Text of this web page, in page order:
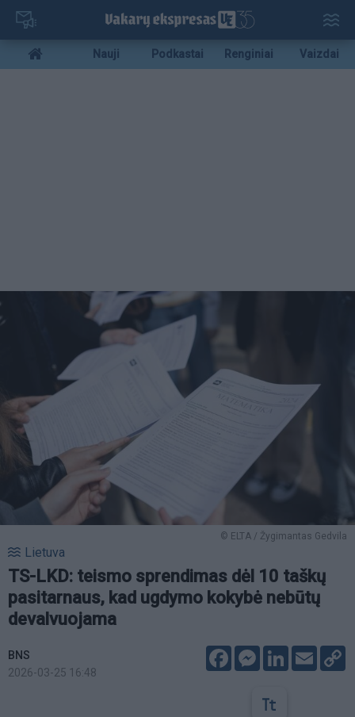
Pereiti
pagrindinį
turinį
Mobile
menu
Nauji Podkastai Renginiai Vaizdai
© ELTA / Žygimantas Gedvila
Lietuva
TS-LKD: teismo sprendimas dėl 10 taškų
pasitarnaus, kad ugdymo kokybė nebūtų
devalvuojama
BNS
2026-03-25 16:48
FacebookMessenger
LinkedIn
Email